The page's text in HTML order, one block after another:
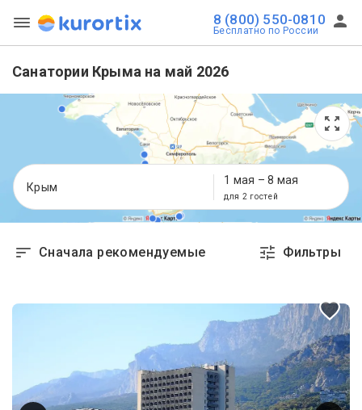
8 (800) 550-0810
Бесплатно по России
Санатории Крыма на май 2026
Крым
1 мая – 8 мая
для 2 гостей
Сначала рекомендуемые Фильтры